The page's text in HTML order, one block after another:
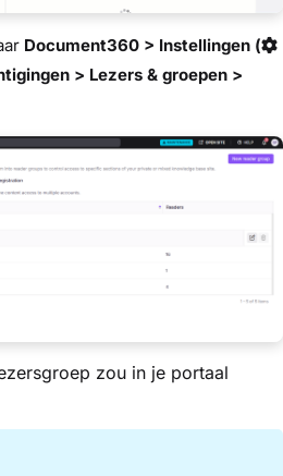
Document360 > Instellingen (
> Lezers & groepen >
zou in je portaal